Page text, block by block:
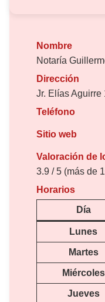
Nombre
Notaría
Dirección
Jr. Elías
Teléfono
Sitio web
Valoración de
3.9 / 5 (más de
Horarios
Día
Lunes
Martes
Miércoles
Jueves